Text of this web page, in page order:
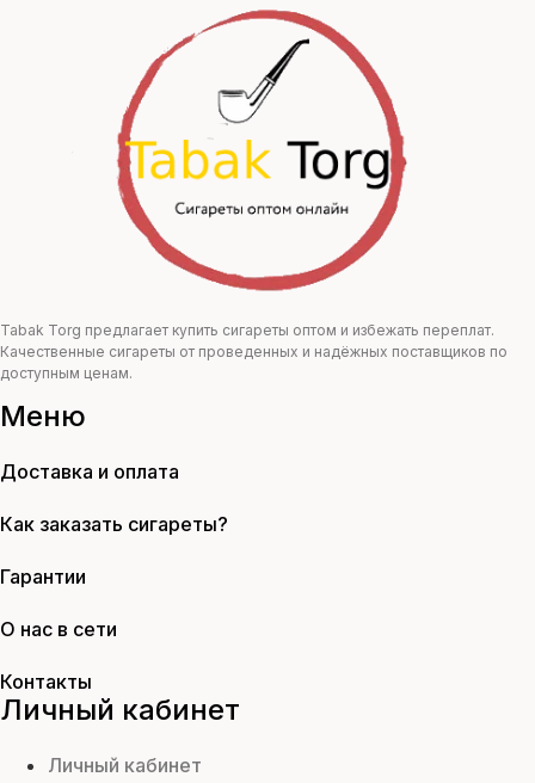
цена
составляла
800,00 ₽.
цена:
440,00 ₽.
Tabak Torg предлагает купить сигареты оптом и избежать переплат.
Качественные сигареты от проведенных и надёжных поставщиков по
доступным ценам.
Меню
Доставка и оплата
Как заказать сигареты?
Гарантии
О нас в сети
Контакты
Личный кабинет
Личный кабинет